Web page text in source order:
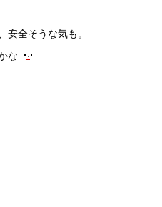
安全そうな気も。
な